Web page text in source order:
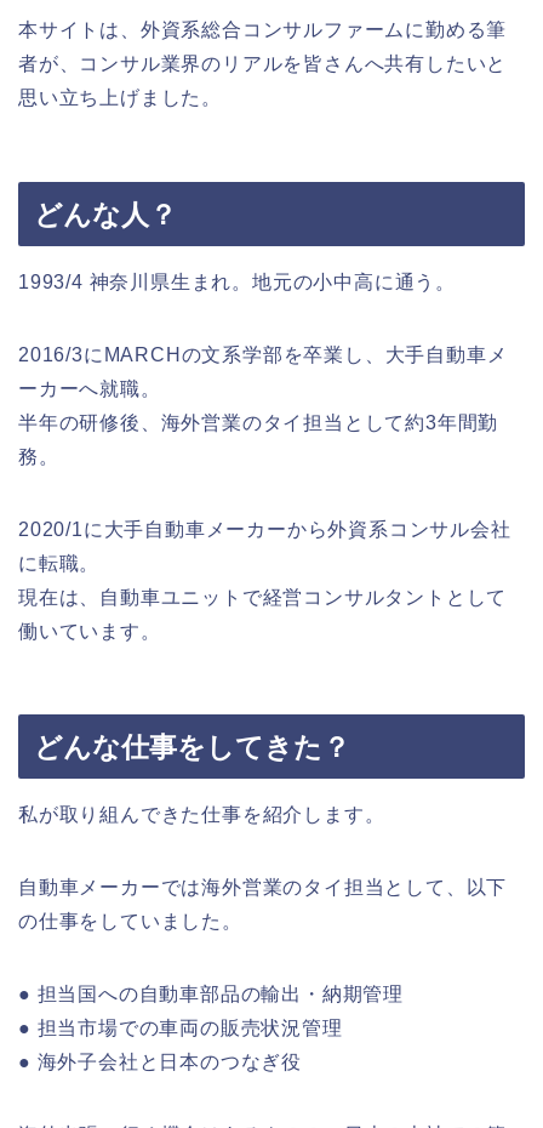
本サイトは、外資系総合コンサルファームに勤める筆
者が、コンサル業界のリアルを皆さんへ共有したいと
思い立ち上げました。
どんな人？
1993/4 神奈川県生まれ。地元の小中高に通う。
2016/3にMARCHの文系学部を卒業し、大手自動車メ
ーカーへ就職。
半年の研修後、海外営業のタイ担当として約3年間勤
務。
2020/1に大手自動車メーカーから外資系コンサル会社
に転職。
現在は、自動車ユニットで経営コンサルタントとして
働いています。
どんな仕事をしてきた？
私が取り組んできた仕事を紹介します。
自動車メーカーでは海外営業のタイ担当として、以下
の仕事をしていました。
● 担当国への自動車部品の輸出・納期管理
● 担当市場での車両の販売状況管理
● 海外子会社と日本のつなぎ役